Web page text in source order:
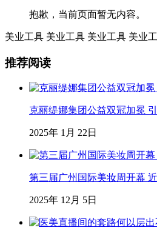
抱歉，当前页面暂无内容。
美业工具 美业工具 美业工具 美业
推荐阅读
克丽缇娜集团公益双冠加冕
2025年 1月 22日
第三届广州国际美妆周开幕
2025年 12月 5日